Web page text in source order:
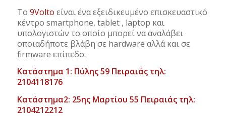
Το 9Volto είναι ένα εξειδικευμένο επισκευαστικό
κέντρο smartphone, tablet , laptop και
υπολογιστών το οποίο μπορεί να αναλάβει
οποιαδήποτε βλάβη σε hardware αλλά και σε
firmware επίπεδο.
Κατάστημα 1: Πύλης 59 Πειραιάς τηλ:
2104118176
Κατάστημα2: 25ης Μαρτίου 55 Πειραιάς τηλ:
2104212212